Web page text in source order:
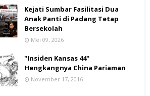
Kejati Sumbar Fasilitasi Dua
Anak Panti di Padang Tetap
Bersekolah
Mei 09, 2026
"Insiden Kansas 44"
Hengkangnya China Pariaman
November 17, 2016